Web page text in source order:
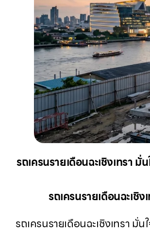
รถเครนรายเดือนฉะเชิงเทรา
รถเครนรายเดือนฉะเชิง
รถเครนรายเดือนฉะเชิงเทรา